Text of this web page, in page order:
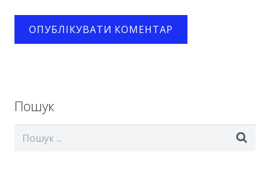
Пошук